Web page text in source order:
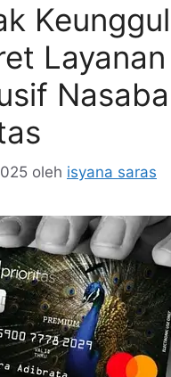
Layanan
oleh isyana saras